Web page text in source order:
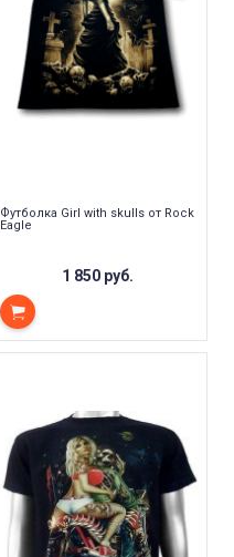
Футболка Girl with skulls от Rock
Eagle
1 850 руб.